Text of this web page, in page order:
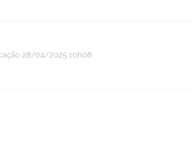
28/04/2025 10h08